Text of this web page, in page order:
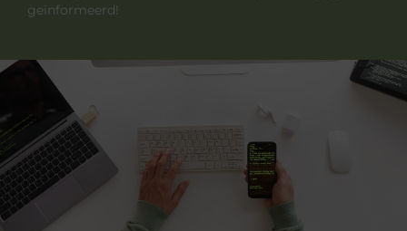
geïnformeerd!